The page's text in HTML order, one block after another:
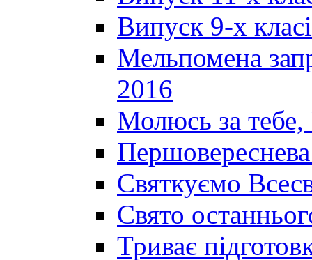
Випуск 9-х
Мельпомена
2016
Молюсь за тебе,
Святкуємо
Свято
Триває